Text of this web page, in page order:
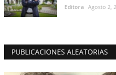
Editora Agosto 2,
PUBLICACIONES ALEATORIAS